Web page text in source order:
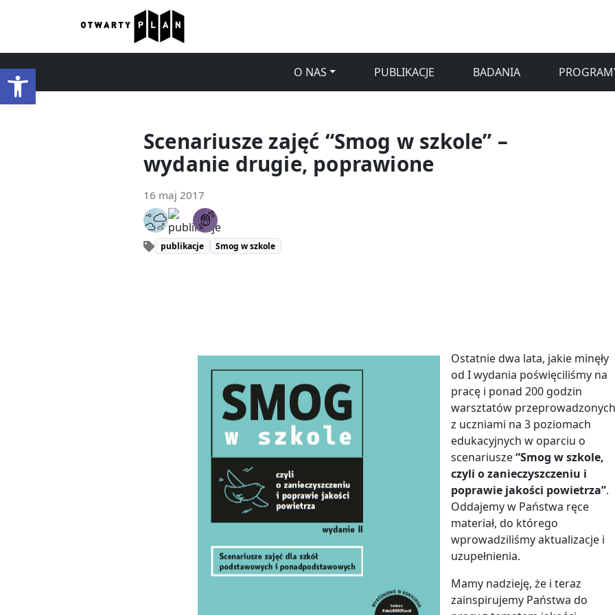
Otwórz pasek narzędzi O NAS PUBLIKACJE BADANIA
Scenariusze zajęć “Smog w szkole” –
wydanie drugie, poprawione
16 maj 2017
publikacje Smog w szkole
Ostatnie dwa lata, jakie minęły
od I wydania poświęciliśmy na
pracę i ponad 200 godzin
warsztatów
z uczniami na 3 poziomach
edukacyjnych w oparciu o
scenariusze“Smog w szkole,
czyli o zanieczyszczeniu i
poprawie jakości powietrza”.
Oddajemy w Państwa ręce
materiał, do którego
wprowadziliśmy aktualizacje i
uzupełnienia.
Mamy nadzieję, że i teraz
zainspirujemy Państwa do